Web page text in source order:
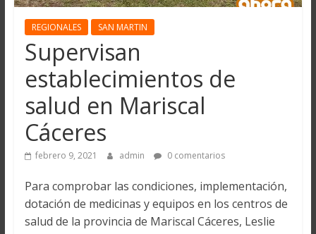
REGIONALES SAN MARTIN
Supervisan
establecimientos de
salud en Mariscal
Cáceres
febrero 9, 2021 admin 0 comentarios
Para comprobar las condiciones, implementación,
dotación de medicinas y equipos en los centros de
salud de la provincia de Mariscal Cáceres, Leslie